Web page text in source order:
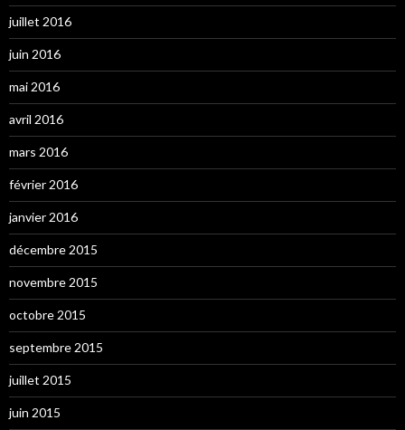
juillet 2016
juin 2016
mai 2016
avril 2016
mars 2016
février 2016
janvier 2016
décembre 2015
novembre 2015
octobre 2015
septembre 2015
juillet 2015
juin 2015